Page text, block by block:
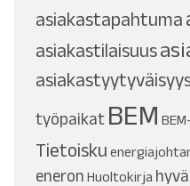
asiakastapahtuma
asiakastilaisuus
työpaikat BEM
Tietoisku
eneron Huoltokirja